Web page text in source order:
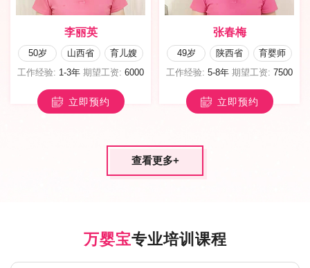
张春梅
49岁 陕西省
育婴师
工作经验: 5-8年 期望工资: 7500
立即预约
白坎娥
45岁 甘肃省
育婴嫂
工作经验: 8-10年期望工资:7500
立即预约
查看更多+
万婴宝专业培训课程